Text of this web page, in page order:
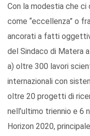
Con la modestia che
come “eccellenza” o
ancorati a fatti
del Sindaco di Matera
a) oltre 300 lavori
internazionali con
oltre 20 progetti di
nell’ultimo triennio e 6
Horizon 2020,